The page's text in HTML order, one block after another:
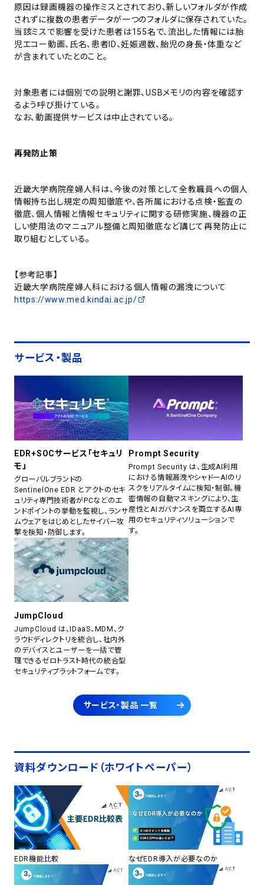
原因は録画機器の操作ミスとされており、新しいフォルダが作成
されずに複数の患者データが一つのフォルダに保存されていた。
当該ミスで影響を受けた患者は155名で、流出した情報には胎
児エコー動画、氏名、患者ID、妊娠週数、胎児の身長・体重など
が含まれていたとのこと。
対象患者には個別での説明と謝罪、USBメモリの内容を確認す
るよう呼び掛けている。
なお、動画提供サービスは中止されている。
再発防止策
近畿大学病院産婦人科は、今後の対策として全教職員への個人
情報持ち出し規定の周知徹底や、各所属における点検・監査の
徹底、個人情報と情報セキュリティに関する研修実施、機器の正
しい使用法のマニュアル整備と周知徹底など講じて再発防止に
取り組むとしている。
【参考記事】
近畿大学病院産婦人科における個人情報の漏洩について
https://www.med.kindai.ac.jp/
サービス・製品
EDR+SOCサービス「セキュリ
モ」
グローバルブランドの
SentinelOne EDR とアクトのセキ
ュリティ専門技術者がPCなどのエ
ンドポイントの挙動を監視し、ランサ
ムウェアをはじめとしたサイバー攻
撃を検知・防御します。
Prompt Security
Prompt Security は、生成AI利用
における情報漏洩やシャドーAIのリ
スクをリアルタイムに検知・制御。機
密情報の自動マスキングにより、生
産性とAIガバナンスを両立するAI専
用のセキュリティソリューションで
す。
JumpCloud
JumpCloud は、IDaaS、MDM、ク
ラウドディレクトリを統合し、社内外
のデバイスとユーザーを一括で管
理できるゼロトラスト時代の統合型
セキュリティプラットフォームです。
サービス・製品 一覧
資料ダウンロード（ホワイトペーパー）
EDR機能比較 なぜEDR導入が必要なのか